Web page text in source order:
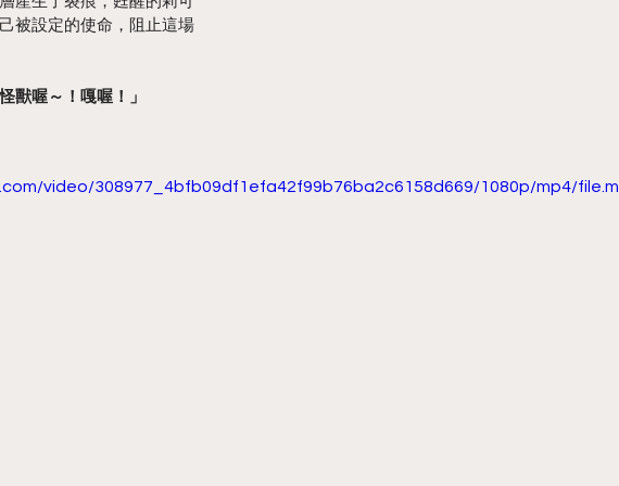
被設定的使命，阻止這場
獸喔～！嘎喔！」
video/308977_4bfb09df1efa42f99b76ba2c6158d669/1080p/mp4/file.m